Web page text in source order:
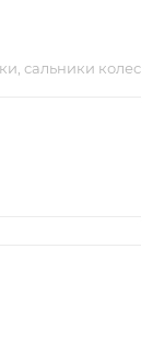
сальники